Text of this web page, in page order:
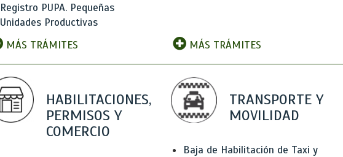
Registro PUPA. Pequeñas
Unidades Productivas
MÁS TRÁMITES
MÁS TRÁMITES
HABILITACIONES,
PERMISOS Y
COMERCIO
TRANSPORTE Y
MOVILIDAD
Baja de Habilitación de Taxi y